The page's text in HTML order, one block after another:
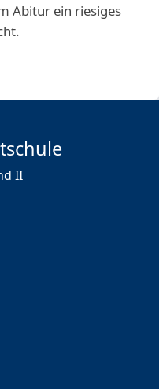
Abitur ein riesiges
II